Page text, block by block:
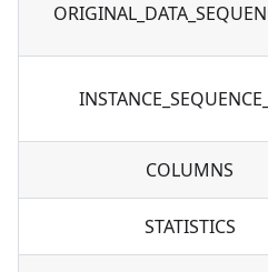
COLUMNS
STATISTICS